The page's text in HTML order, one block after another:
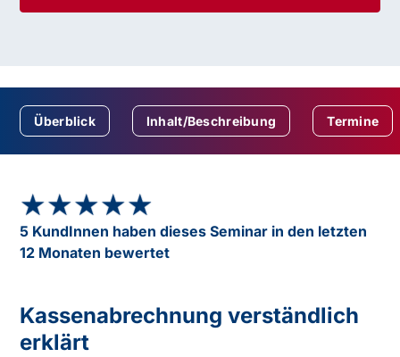
Überblick Inhalt/Beschreibung Termine
★★★★★
★★★★★
5 KundInnen haben dieses Seminar in den letzten
12 Monaten bewertet
Kassenabrechnung verständlich
erklärt